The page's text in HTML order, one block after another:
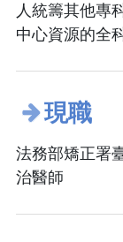
人統籌其他專
中心資源的全
現職
法務部矯正署
治醫師